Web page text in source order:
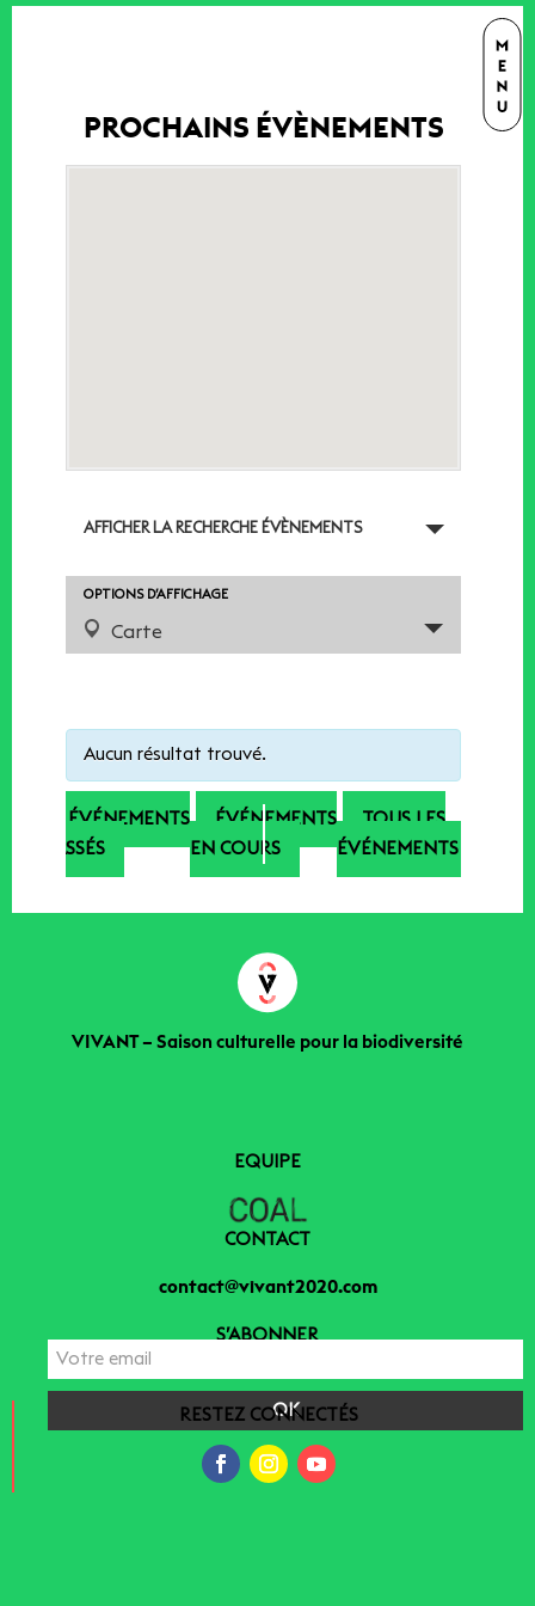
PROCHAINS ÉVÈNEMENTS
ET
DE
VUES
ÉVÈNEMENTS
AFFICHER LA RECHERCHE ÉVÈNEMENTS
NAVIGATION
DE
VUES
OPTIONS D’AFFICHAGE
Carte
the
form
controls
will
dynamically
the
Aucun résultat trouvé.
ÉVÉNEMENTS
PASSÉS
ÉVÉNEMENTS
EN COURS
TOUS LES
ÉVÉNEMENTS
VIVANT – Saison culturelle pour la biodiversité
EQUIPE
CONTACT
contact@vivant2020.com
S’ABONNER
RESTEZ CONNECTÉS